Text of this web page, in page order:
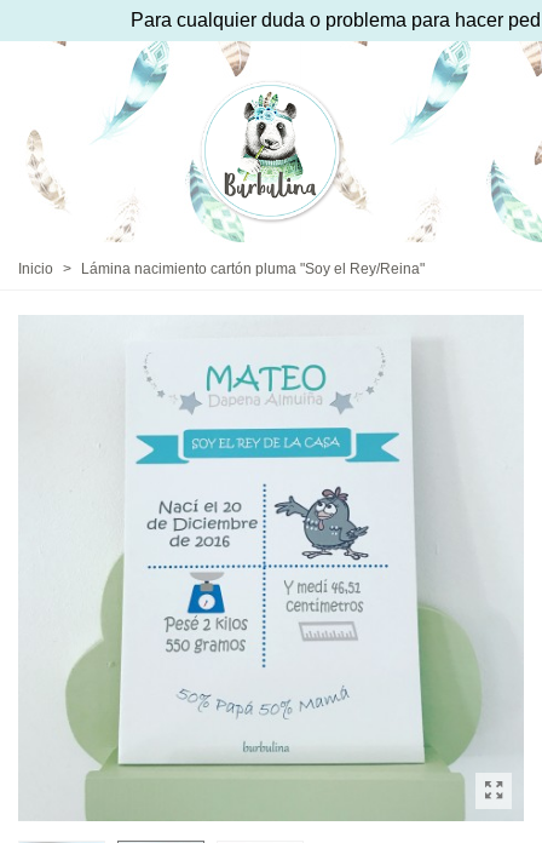
Para cualquier duda o problema para hacer
Inicio > Lámina nacimiento cartón pluma "Soy el Rey/Reina"